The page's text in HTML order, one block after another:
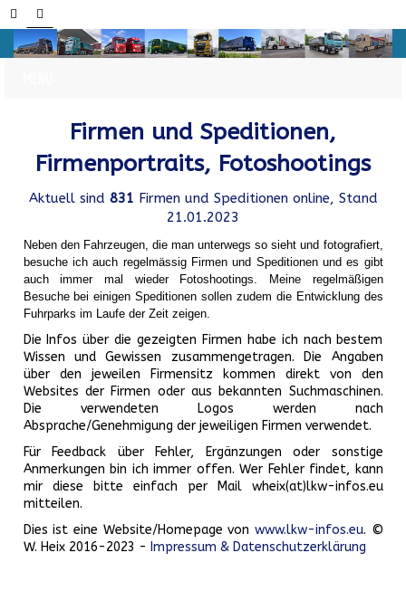
Firmen und Speditionen,
Firmenportraits, Fotoshootings
Aktuell sind 831 Firmen und Speditionen online, Stand
21.01.2023
Neben den Fahrzeugen, die man unterwegs so sieht und fotografiert,
besuche ich auch regelmässig Firmen und Speditionen und es gibt
auch immer mal wieder Fotoshootings.
Meine regelmäßigen
Besuche bei einigen Speditionen sollen zudem die Entwicklung des
Fuhrparks im Laufe der Zeit zeigen.
Die Infos über die gezeigten Firmen habe ich nach bestem
Wissen und Gewissen zusammengetragen. Die Angaben
über den jeweilen Firmensitz kommen direkt von den
Websites der Firmen oder aus bekannten Suchmaschinen.
Die verwendeten Logos werden nach
Absprache/Genehmigung der jeweiligen Firmen verwendet.
Für Feedback über Fehler, Ergänzungen oder sonstige
Anmerkungen bin ich immer offen. Wer Fehler findet, kann
mir diese bitte einfach per Mail wheix(at)lkw-infos.eu
mitteilen.
Dies ist eine Website/Homepage von www.lkw-infos.eu. ©
W. Heix 2016-2023 - Impressum & Datenschutzerklärung